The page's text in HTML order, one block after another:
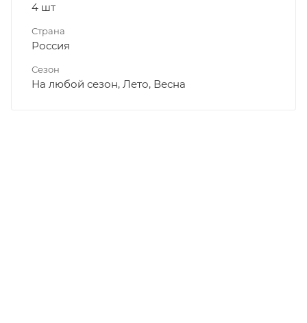
4 шт
Страна
Россия
Сезон
На любой сезон, Лето, Весна